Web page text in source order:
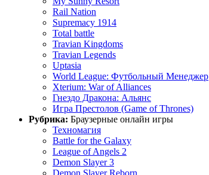
Rail Nation
Supremacy 1914
Total battle
Travian Kingdoms
Travian Legends
Uptasia
World League: Футбольный Менеджер
Xterium: War of Alliances
Гнездо Дракона: Альянс
Игра Престолов (Game of Thrones)
Рубрика: Браузерные онлайн игры
Техномагия
Battle for the Galaxy
League of Angels 2
Demon Slayer 3
Demon Slayer Reborn